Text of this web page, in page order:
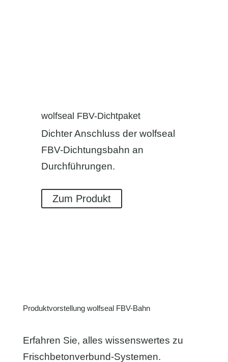
wolfseal FBV-Dichtpaket
Dichter Anschluss der wolfseal
FBV-Dichtungsbahn an
Durchführungen.
Zum Produkt
Produktvorstellung wolfseal FBV-Bahn
Erfahren Sie, alles wissenswertes zu
Frischbetonverbund-Systemen.